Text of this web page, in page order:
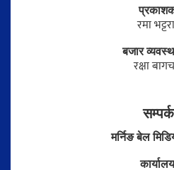
रमा
बजार
रक्षा
सम्पर्क
मर्निङ बेल